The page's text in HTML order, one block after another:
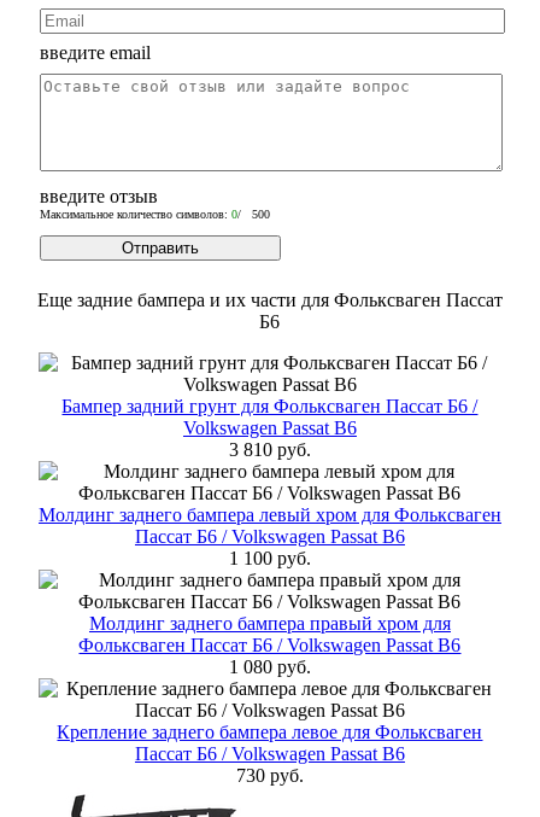
введите email
введите отзыв
Максимальное количество символов: 0/ 500
Еще задние бампера и их части для Фольксваген Пассат
Б6
Бампер задний грунт для Фольксваген Пассат Б6 /
Volkswagen Passat B6
3 810 руб.
Молдинг заднего бампера левый хром для Фольксваген
Пассат Б6 / Volkswagen Passat B6
1 100 руб.
Молдинг заднего бампера правый хром для
Фольксваген Пассат Б6 / Volkswagen Passat B6
1 080 руб.
Крепление заднего бампера левое для Фольксваген
Пассат Б6 / Volkswagen Passat B6
730 руб.